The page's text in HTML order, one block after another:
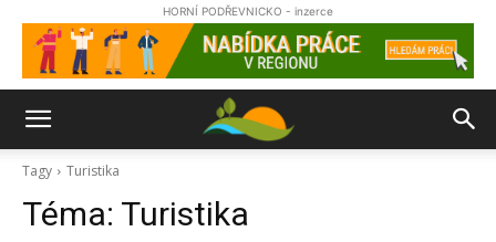
HORNÍ PODŘEVNICKO - inzerce
Tagy Turistika
Téma: Turistika